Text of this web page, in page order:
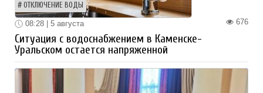
ОТКЛЮЧЕНИЕ ВОДЫ
676
08:28 | 5 августа
Ситуация с водоснабжением в Каменске-
Уральском остается напряженной